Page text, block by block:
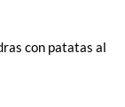
con patatas al